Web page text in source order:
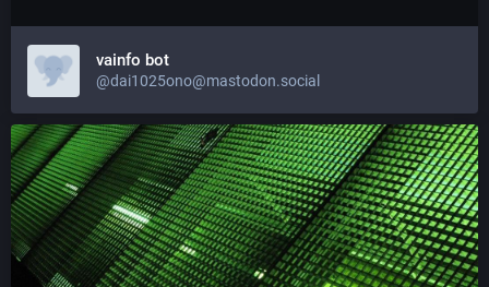
vainfo bot
@dai1025ono@mastodon.social